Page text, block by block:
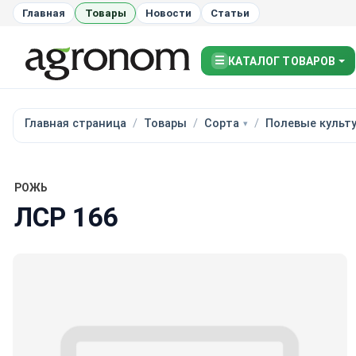
Главная Товары Новости Статьи
☰ КАТАЛОГ ТОВАРОВ
Главная страница Товары Сорта Полевые
РОЖЬ
ЛСР 166